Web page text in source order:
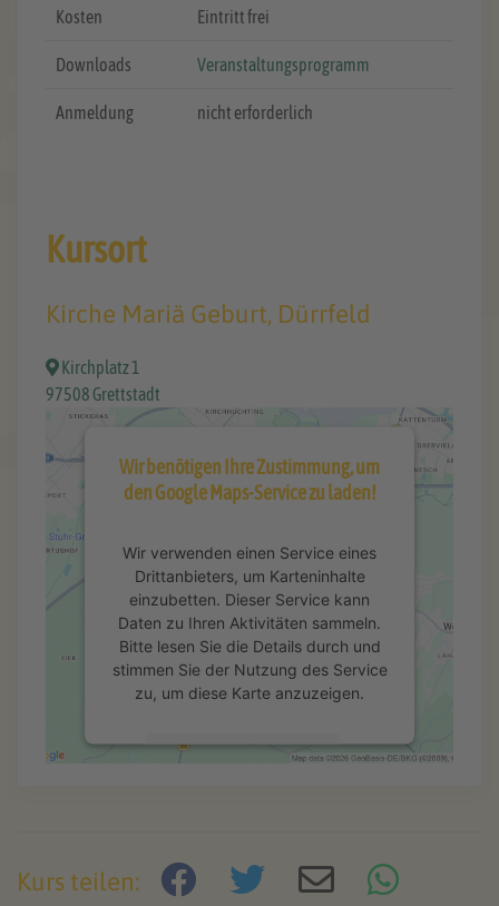
Kosten Eintritt frei
Downloads Veranstaltungsprogramm
Anmeldung nicht erforderlich
Kursort
Kirche Mariä Geburt, Dürrfeld
Kirchplatz 1
97508 Grettstadt
Wir benötigen Ihre Zustimmung, um
den Google Maps-Service zu laden!
Wir verwenden einen Service eines
Drittanbieters, um Karteninhalte
einzubetten. Dieser Service kann
Daten zu Ihren Aktivitäten sammeln.
Bitte lesen Sie die Details durch und
stimmen Sie der Nutzung des Service
zu, um diese Karte anzuzeigen.
Mehr Informationen
Management Platform
&eRecht24
Kurs teilen: